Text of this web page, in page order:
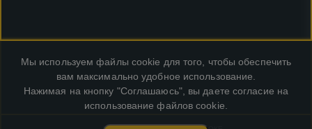
Мы используем файлы cookie для того, чтобы обеспечить
вам максимально удобное использование.
Нажимая на кнопку "Соглашаюсь", вы даете согласие на
использование файлов cookie.